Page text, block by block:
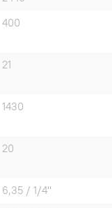
400
21
1430
20
6,35 / 1/4"